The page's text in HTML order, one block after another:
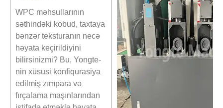
WPC məhsullarının
səthindəki kobud, taxtaya
bənzər teksturanın necə
həyata keçirildiyini
bilirsinizmi? Bu, Yongte-
nin xüsusi konfiqurasiya
edilmiş zımpara və
fırçalama maşınlarından